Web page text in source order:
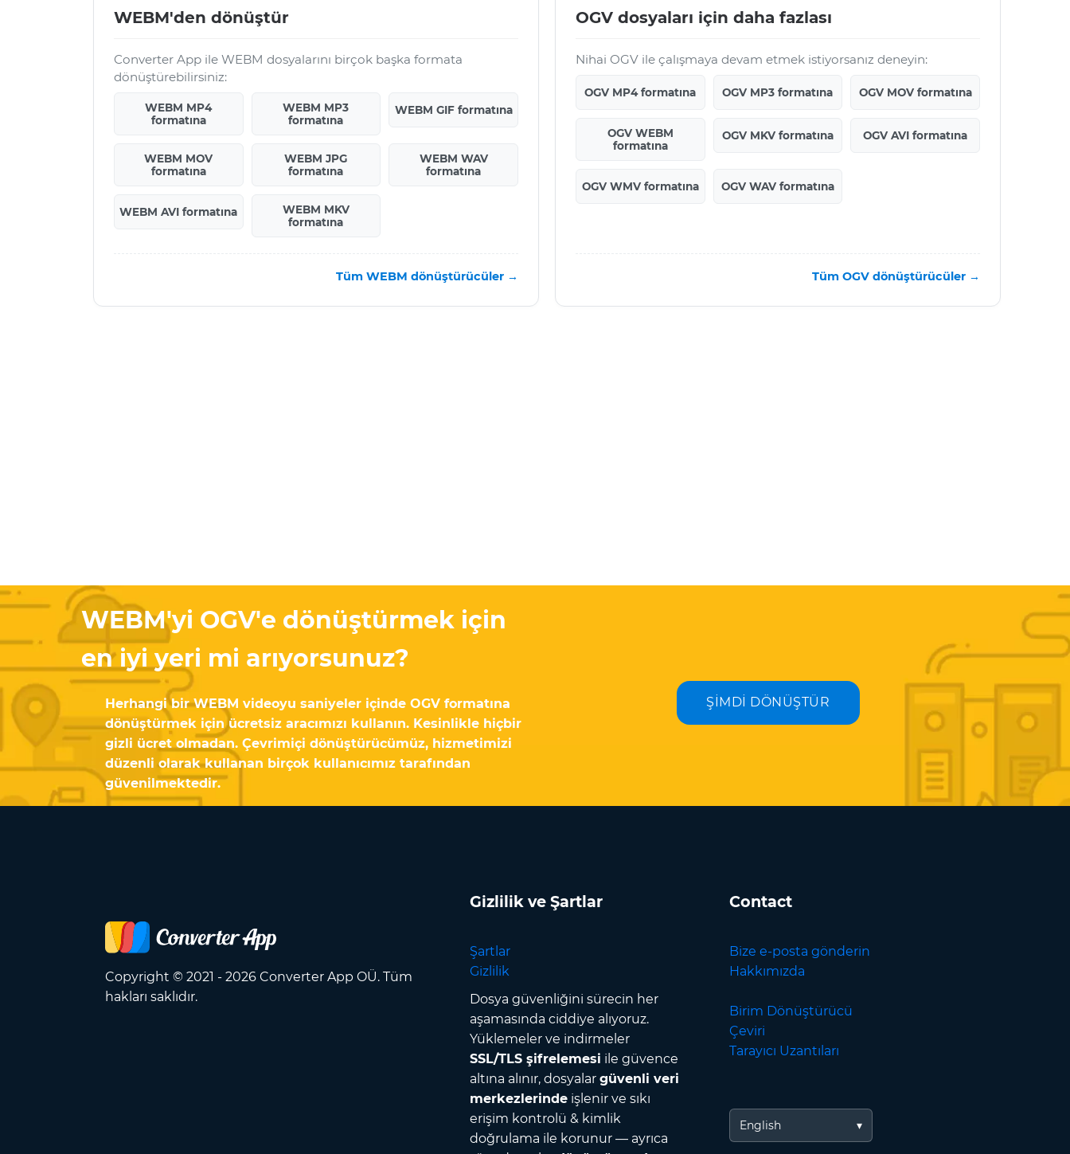
WEBM'den dönüştür
Converter App ile WEBM dosyalarını birçok başka formata
dönüştürebilirsiniz:
WEBM MP4
formatına
WEBM MP3
formatına
WEBM GIF formatına
WEBM MOV
formatına
WEBM JPG
formatına
WEBM WAV
formatına
WEBM AVI formatına
WEBM MKV
formatına
Tüm WEBM dönüştürücüler →
OGV dosyaları için daha fazlası
Nihai OGV ile çalışmaya devam etmek istiyorsanız deneyin:
OGV MP4 formatına OGV MP3 formatına OGV MOV formatına
OGV WEBM
formatına
OGV MKV formatına OGV AVI formatına
OGV WMV formatına OGV WAV formatına
Tüm OGV dönüştürücüler →
WEBM'yi OGV'e dönüştürmek için
en iyi yeri mi arıyorsunuz?
Herhangi bir WEBM videoyu saniyeler içinde OGV formatına
dönüştürmek için ücretsiz aracımızı kullanın. Kesinlikle hiçbir
gizli ücret olmadan. Çevrimiçi dönüştürücümüz, hizmetimizi
düzenli olarak kullanan birçok kullanıcımız tarafından
güvenilmektedir.
ŞİMDİ DÖNÜŞTÜR
Copyright © 2021 - 2026 Converter App OÜ. Tüm
hakları saklıdır.
Gizlilik ve Şartlar
Şartlar
Gizlilik
Dosya güvenliğini sürecin her
aşamasında ciddiye alıyoruz.
Yüklemeler ve indirmeler
SSL/TLS şifrelemesi ile güvence
altına alınır, dosyalar güvenli veri
merkezlerindeişlenir ve sıkı
erişim kontrolü & kimlik
doğrulama ile korunur — ayrıca
Contact
Bize e-posta gönderin
Hakkımızda
Birim Dönüştürücü
Çeviri
Tarayıcı Uzantıları
English